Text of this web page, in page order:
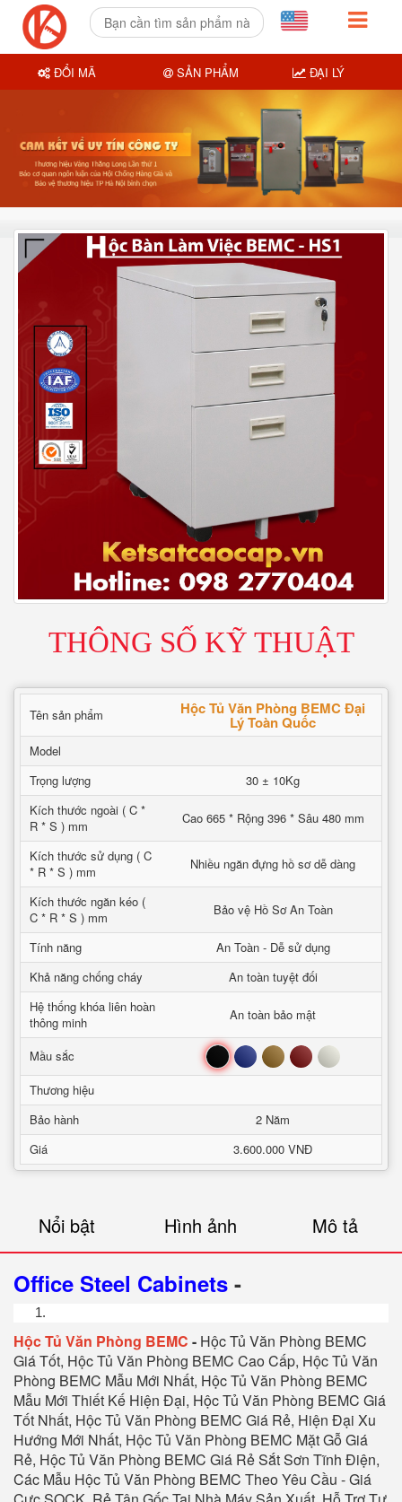
THÔNG SỐ KỸ THUẬT
Tên sản phẩm Hộc Tủ Văn Phòng BEMC Đại
Lý Toàn Quốc
Model
Trọng lượng
30 ± 10Kg
Kích thước ngoài ( C *
R * S ) mm
Cao 665 * Rộng 396 * Sâu 480 mm
Kích thước sử dụng ( C
* R * S ) mm
Nhiều ngăn đựng hồ sơ dễ dàng
Kích thước ngăn kéo (
C * R * S ) mm
Bảo vệ Hồ Sơ An Toàn
Tính năng
An Toàn - Dễ sử dụng
Khả năng chống cháy
An toàn tuyệt đối
Hệ thống khóa liên hoàn
thông minh
An toàn bảo mật
Mầu sắc Đen Xanh Nâu Đỏ Trắng
Thương hiệu
Bảo hành
2 Năm
Giá
3.600.000 VNĐ
Nổi bật Hình ảnh Mô tả
Office Steel Cabinets -
Hộc Tủ Văn Phòng BEMC - Hộc Tủ Văn Phòng BEMC
Giá Tốt, Hộc Tủ Văn Phòng BEMC Cao Cấp, Hộc Tủ Văn
Phòng BEMC Mẫu Mới Nhất, Hộc Tủ Văn Phòng BEMC
Mẫu Mới Thiết Kế Hiện Đại, Hộc Tủ Văn Phòng BEMC Giá
Tốt Nhất, Hộc Tủ Văn Phòng BEMC Giá Rẻ, Hiện Đại Xu
Hướng Mới Nhất, Hộc Tủ Văn Phòng BEMC Mặt Gỗ Giá
Rẻ, Hộc Tủ Văn Phòng BEMC Giá Rẻ Sắt Sơn Tĩnh Điện,
Các Mẫu Hộc Tủ Văn Phòng BEMC Theo Yêu Cầu - Giá
ĐỔI MÃ SẢN PHẨM ĐẠI LÝ